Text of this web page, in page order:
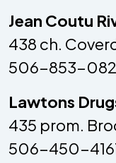
Jean Coutu
438 ch.
506-853-
Lawtons
435 prom.
506-450-